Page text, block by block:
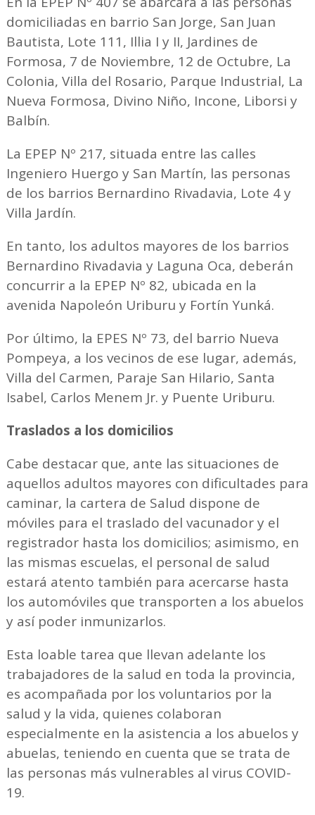
domiciliadas en barrio San Jorge, San Juan
Bautista, Lote 111, Illia I y II, Jardines de
Formosa, 7 de Noviembre, 12 de Octubre, La
Colonia, Villa del Rosario, Parque Industrial, La
Nueva Formosa, Divino Niño, Incone, Liborsi y
Balbín.
La EPEP Nº 217, situada entre las calles
Ingeniero Huergo y San Martín, las personas
de los barrios Bernardino Rivadavia, Lote 4 y
Villa Jardín.
En tanto, los adultos mayores de los barrios
Bernardino Rivadavia y Laguna Oca, deberán
concurrir a la EPEP Nº 82, ubicada en la
avenida Napoleón Uriburu y Fortín Yunká.
Por último, la EPES Nº 73, del barrio Nueva
Pompeya, a los vecinos de ese lugar, además,
Villa del Carmen, Paraje San Hilario, Santa
Isabel, Carlos Menem Jr. y Puente Uriburu.
Traslados a los domicilios
Cabe destacar que, ante las situaciones de
aquellos adultos mayores con dificultades para
caminar, la cartera de Salud dispone de
móviles para el traslado del vacunador y el
registrador hasta los domicilios; asimismo, en
las mismas escuelas, el personal de salud
estará atento también para acercarse hasta
los automóviles que transporten a los abuelos
y así poder inmunizarlos.
Esta loable tarea que llevan adelante los
trabajadores de la salud en toda la provincia,
es acompañada por los voluntarios por la
salud y la vida, quienes colaboran
especialmente en la asistencia a los abuelos y
abuelas, teniendo en cuenta que se trata de
las personas más vulnerables al virus COVID-
19.